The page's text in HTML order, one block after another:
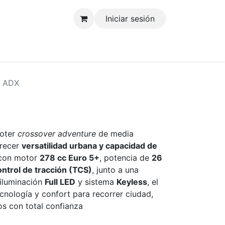
Iniciar sesión
crossover adventure de media
versatilidad urbana y capacidad de
motor 278 cc Euro 5+, potencia de 26
de tracción (TCS), junto a una
Full LED y sistema Keyless, el
y confort para recorrer ciudad,
con total confianza